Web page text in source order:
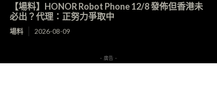
【場料】HONOR Robot Phone 12/8 發佈但香港未
必出？代理：正努力爭取中
場料 2026-08-09
- 廣告 -